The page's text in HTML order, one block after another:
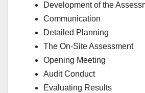
Development of the
Communication
Detailed Planning
The On-Site Assessment
Opening Meeting
Audit Conduct
Evaluating Results